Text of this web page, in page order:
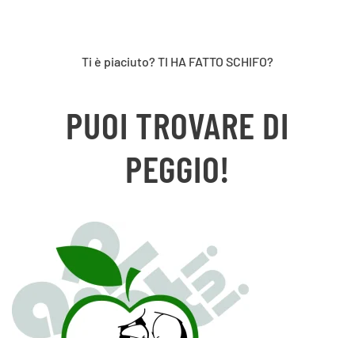
Ti è piaciuto? TI HA FATTO SCHIFO?
PUOI TROVARE DI
PEGGIO!